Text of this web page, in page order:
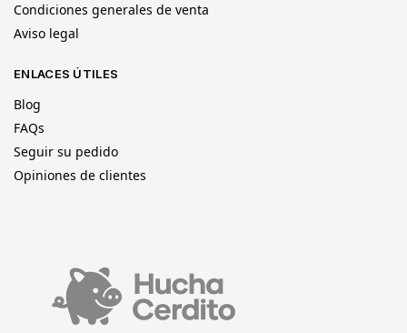
Condiciones generales de venta
Aviso legal
ENLACES ÚTILES
Blog
FAQs
Seguir su pedido
Opiniones de clientes